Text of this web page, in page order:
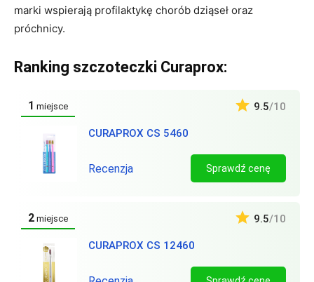
marki wspierają profilaktykę chorób dziąseł oraz
próchnicy.
Ranking szczoteczki Curaprox:
1 miejsce
CURAPROX CS 5460
9.5/10
Recenzja Sprawdź cenę
2 miejsce
CURAPROX CS 12460
9.5/10